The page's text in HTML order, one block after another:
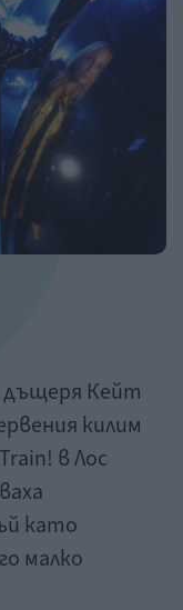
дъщеря Кейт
килим
в Лос
като
малко